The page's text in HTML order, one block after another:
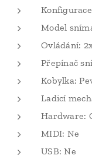
Model
Ovládání:
Přepínač
Kobylka:
Ladicí
Hardware:
MIDI: Ne
USB: Ne